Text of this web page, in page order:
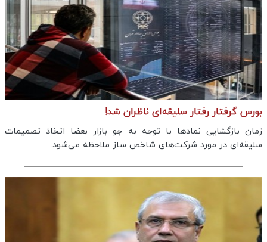
بورس گرفتار رفتار سلیقه‌ای ناظران شد!
زمان بازگشایی نمادها با توجه به جو بازار بعضا اتخاذ تصمیمات
سلیقه‌ای در مورد شرکت‌های شاخص ساز ملاحظه می‌شود.